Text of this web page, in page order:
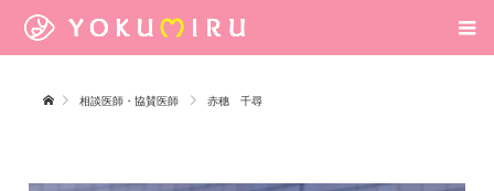
相談医師・協賛医師 赤穗 千尋